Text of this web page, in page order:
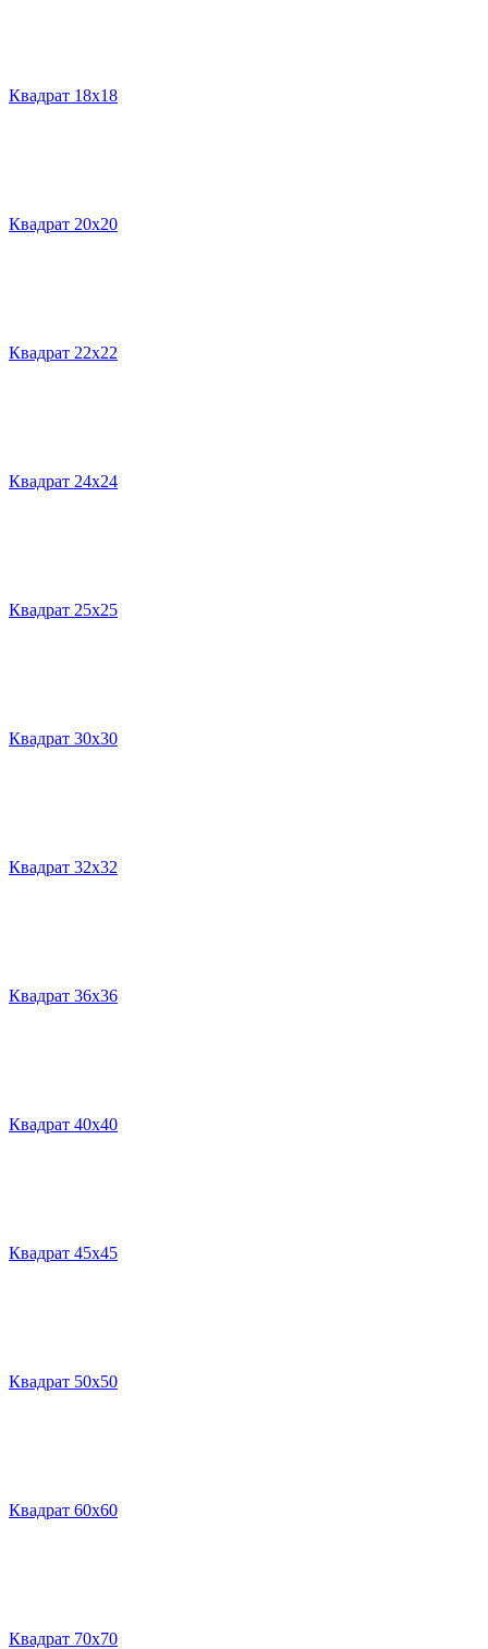
Квадрат 18х18
Квадрат 20х20
Квадрат 22х22
Квадрат 24х24
Квадрат 25х25
Квадрат 30х30
Квадрат 32х32
Квадрат 36х36
Квадрат 40х40
Квадрат 45х45
Квадрат 50х50
Квадрат 60х60
Квадрат 70х70